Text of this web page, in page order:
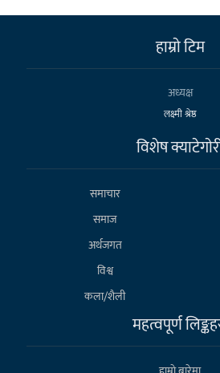
हाम्राे टिम
अध्यक्ष
लक्ष्मी श्रेष्ठ
विशेष
समाचार
समाज
अर्थजगत
विश्व
कला/शैली
महत्वपूर्ण